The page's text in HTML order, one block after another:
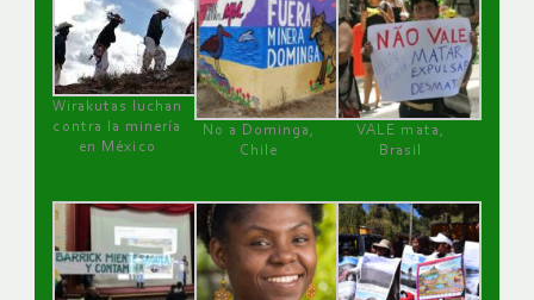
Wirakutas luchan
contra la minería
en México
No a Dominga,
Chile
VALE mata,
Brasil